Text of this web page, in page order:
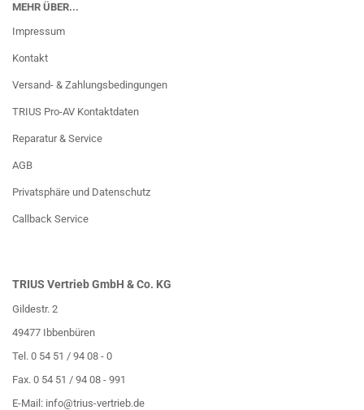
MEHR ÜBER...
Impressum
Kontakt
Versand- & Zahlungsbedingungen
TRIUS Pro-AV Kontaktdaten
Reparatur & Service
AGB
Privatsphäre und Datenschutz
Callback Service
TRIUS Vertrieb GmbH & Co. KG
Gildestr. 2
49477 Ibbenbüren
Tel. 0 54 51 / 94 08 - 0
Fax. 0 54 51 / 94 08 - 991
E-Mail: info@trius-vertrieb.de